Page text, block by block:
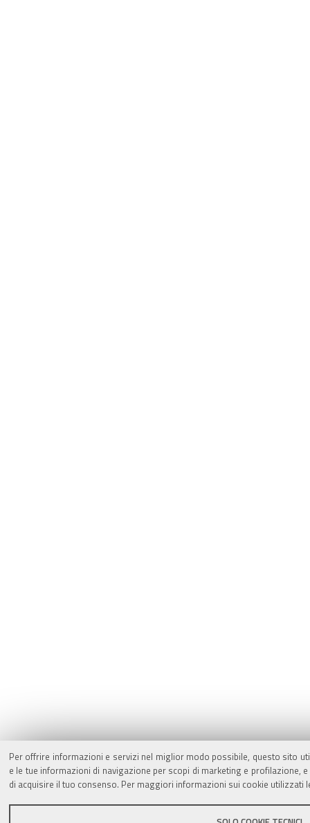
Per offrire informazioni e servizi nel miglior modo possibile, questo sito
e le tue informazioni di navigazione per scopi di marketing e
di acquisire il tuo consenso. Per maggiori informazioni sui cookie utilizzati